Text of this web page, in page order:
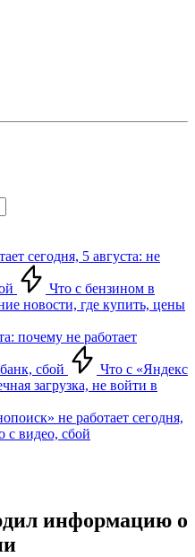
сегодня, 5 августа: не
Что с бензином в
новости, где купить, цены
почему не работает
сбой
Что с «Яндекс
загрузка, не войти в
не работает сегодня,
с видео, сбой
информацию о